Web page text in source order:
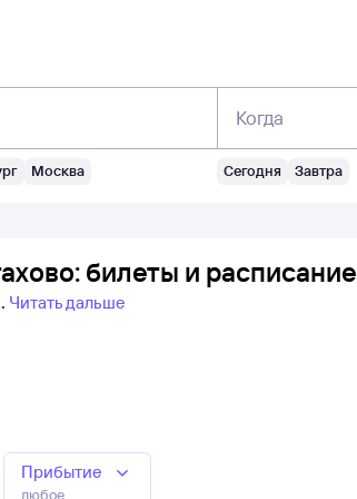
Москва
Когда
Сегодня Завтра
билеты и расписание
Читать дальше
Прибытие
любое